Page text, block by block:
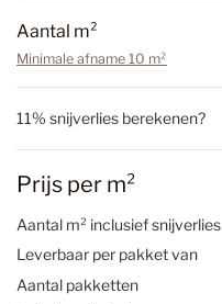
Aantal m²
Minimale afname 10 m²
11% snijverlies berekenen?
Prijs per m²
Aantal m² inclusief snijverlies
Leverbaar per pakket van
Aantal pakketten